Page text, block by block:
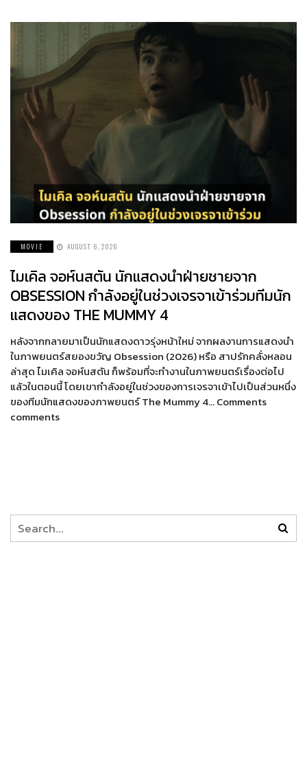
MOVIE AUGUST 6, 2026
ไมเคิล จอห์นสตัน นักแสดงนำฝ่ายชายจาก
OBSESSION กำลังอยู่ในช่วงเจรจาเข้าร่วมทีมนัก
แสดงของ THE MUMMY 4
หลังจากกลายมาเป็นนักแสดงดาวรุ่งหน้าใหม่ จากผลงานการแสดงนำ
ในภาพยนตร์สยองขวัญ Obsession (2026) หรือ สาปรักคลั่งหลอน
ล่าสุด ไมเคิล จอห์นสตัน ก็พร้อมที่จะทำงานในภาพยนตร์เรื่องต่อไป
แล้วในตอนนี้ โดยเขากำลังอยู่ในช่วงของการเจรจาเข้าไปเป็นส่วนหนึ่ง
ของทีมนักแสดงของภาพยนตร์ The Mummy 4… Comments
comments